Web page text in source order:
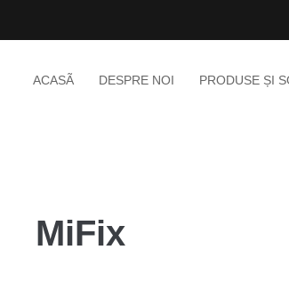
ACASÃ DESPRE NOI PRODUSE ȘI
MiFix